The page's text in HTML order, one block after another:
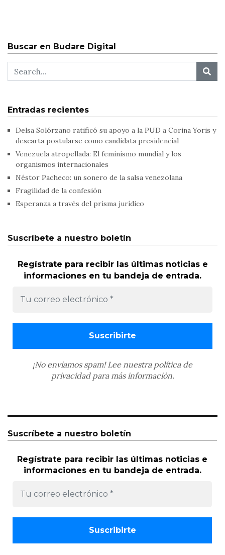
Buscar en Budare Digital
Entradas recientes
Delsa Solórzano ratificó su apoyo a la PUD a Corina Yoris y
descarta postularse como candidata presidencial
Venezuela atropellada: El feminismo mundial y los
organismos internacionales
Néstor Pacheco: un sonero de la salsa venezolana
Fragilidad de la confesión
Esperanza a través del prisma jurídico
Suscríbete a nuestro boletín
Regístrate para recibir las últimas noticias e
informaciones en tu bandeja de entrada.
¡No enviamos spam! Lee nuestra política de
privacidadpara más información.
Suscríbete a nuestro boletín
Regístrate para recibir las últimas noticias e
informaciones en tu bandeja de entrada.